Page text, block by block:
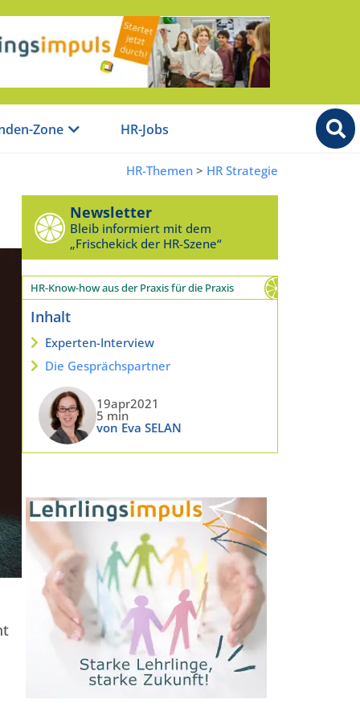
Zone HR-Jobs
HR-Themen > HR Strategie
Newsletter
Bleib informiert mit dem
„Frischekick der HR-Szene“
HR-Know-how aus der Praxis für die Praxis
Inhalt
Experten-Interview
Die Gesprächspartner
19apr2021
5 min
von Eva SELAN